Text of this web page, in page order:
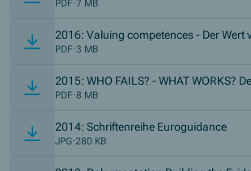
ng
PDF·7 MB
2016: Valuing competences - Der Wert
n Kompetenzen und Qualifikationen
ung
PDF·3 MB
2015: WHO FAILS? - WHAT WORKS?
uf Bildungsbenachteiligung und
sätze von Guidance
PDF·8 MB
2014: Schriftenreihe Euroguidance
JPG·280 KB